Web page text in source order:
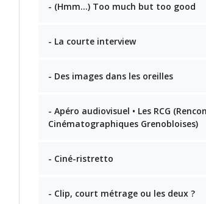
- (Hmm…) Too much but too good
- La courte interview
- Des images dans les oreilles
- Apéro audiovisuel • Les RCG
Cinématographiques Grenobloises)
- Ciné-ristretto
- Clip, court métrage ou les deux ?